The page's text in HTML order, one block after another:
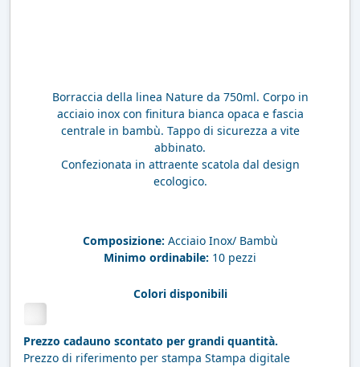
Borraccia della linea Nature da 750ml. Corpo in
acciaio inox con finitura bianca opaca e fascia
centrale in bambù. Tappo di sicurezza a vite
abbinato.
Confezionata in attraente scatola dal design
ecologico.
Composizione: Acciaio Inox/ Bambù
Minimo ordinabile: 10 pezzi
Colori disponibili
Prezzo cadauno scontato per grandi quantità.
Prezzo di riferimento per stampa Stampa digitale